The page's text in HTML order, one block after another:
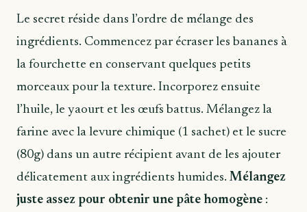
Le secret réside dans l’ordre de mélange des
ingrédients. Commencez par écraser les bananes à
la fourchette en conservant quelques petits
morceaux pour la texture. Incorporez ensuite
l’huile, le yaourt et les œufs battus. Mélangez la
farine avec la levure chimique (1 sachet) et le sucre
(80g) dans un autre récipient avant de les ajouter
délicatement aux ingrédients humides. Mélangez
juste assez pour obtenir une pâte homogène :